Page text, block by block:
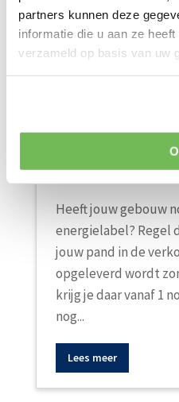
partners kunnen deze
informatie die u aan ze
verzameld op basis van uw
Verhoging
geldig
15 nov 2021
Heeft jouw gebouw
energielabel? Regel
jouw pand in de
opgeleverd wordt
krijg je daar vanaf 1
nog...
Lees meer